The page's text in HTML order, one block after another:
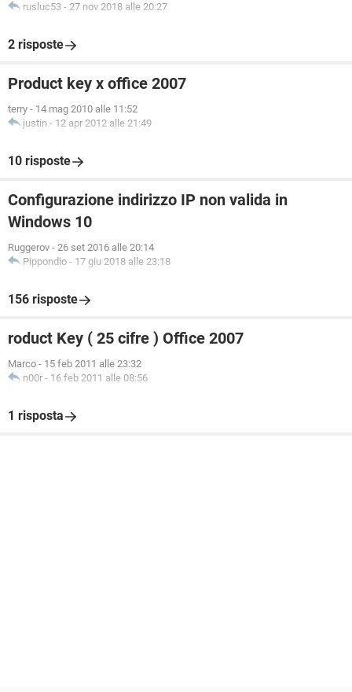
rusluc53 - 27 nov 2018 alle 20:27
2 risposte
Product key x office 2007
terry - 14 mag 2010 alle 11:52
justin - 12 apr 2012 alle 21:49
10 risposte
Configurazione indirizzo IP non valida in
Windows 10
Ruggerov - 26 set 2016 alle 20:14
Pippondio - 17 giu 2018 alle 23:18
156 risposte
roduct Key ( 25 cifre ) Office 2007
Marco - 15 feb 2011 alle 23:32
n00r - 16 feb 2011 alle 08:56
1 risposta